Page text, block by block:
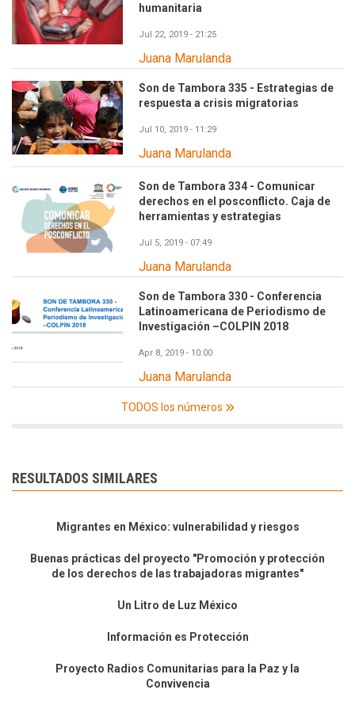
humanitaria
Jul 22, 2019 - 21:25
Juana Marulanda
Son de Tambora 335 - Estrategias de
respuesta a crisis migratorias
Jul 10, 2019 - 11:29
Juana Marulanda
Son de Tambora 334 - Comunicar
derechos en el posconflicto. Caja de
herramientas y estrategias
Jul 5, 2019 - 07:49
Juana Marulanda
Son de Tambora 330 - Conferencia
Latinoamericana de Periodismo de
Investigación –COLPIN 2018
Apr 8, 2019 - 10:00
Juana Marulanda
TODOS los números
RESULTADOS SIMILARES
Migrantes en México: vulnerabilidad y riesgos
Buenas prácticas del proyecto "Promoción y protección
de los derechos de las trabajadoras migrantes"
Un Litro de Luz México
Información es Protección
Proyecto Radios Comunitarias para la Paz y la
Convivencia